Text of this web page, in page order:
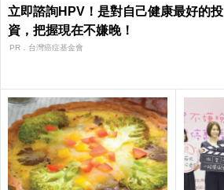
立即諮詢HPV！是對自己健康最好的投
資，把握現在不嫌晚！
PR．台灣癌症基金會